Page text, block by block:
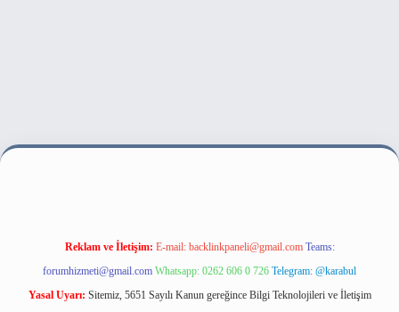
bahis sitesi
Reklam ve İletişim: E-mail: backlinkpaneli@gmail.com Teams:
forumhizmeti@gmail.com Whatsapp: 0262 606 0 726 Telegram: @karabul
Yasal Uyarı: Sitemiz, 5651 Sayılı Kanun gereğince Bilgi Teknolojileri ve İletişim